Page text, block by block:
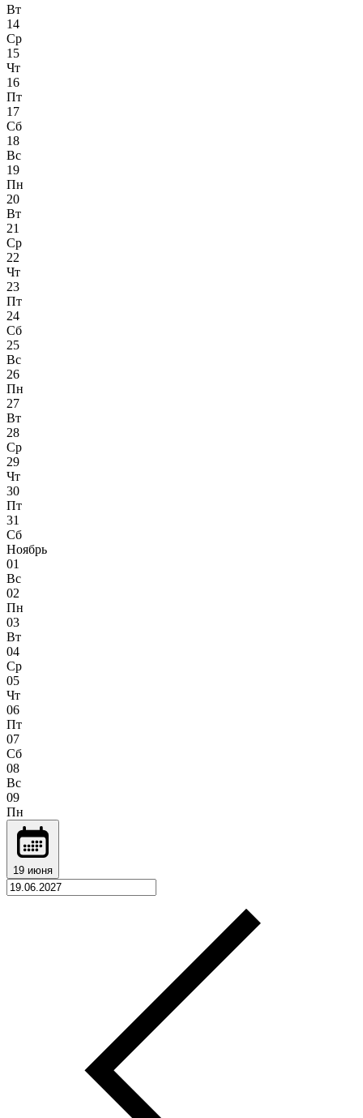
Вт
14
Ср
15
Чт
16
Пт
17
Сб
18
Вс
19
Пн
20
Вт
21
Ср
22
Чт
23
Пт
24
Сб
25
Вс
26
Пн
27
Вт
28
Ср
29
Чт
30
Пт
31
Сб
Ноябрь
01
Вс
02
Пн
03
Вт
04
Ср
05
Чт
06
Пт
07
Сб
08
Вс
09
Пн
19 июня